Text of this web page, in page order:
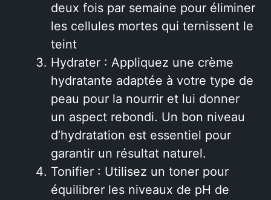
deux fois par semaine pour éliminer
les cellules mortes qui ternissent le
teint
Hydrater : Appliquez une crème
hydratante adaptée à votre type de
peau pour la nourrir et lui donner
un aspect rebondi. Un bon niveau
d’hydratation est essentiel pour
garantir un résultat naturel.
Tonifier : Utilisez un toner pour
équilibrer les niveaux de pH de